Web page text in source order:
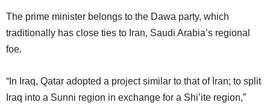
The prime minister belongs to the Dawa party, which
traditionally has close ties to Iran, Saudi Arabia’s regional
foe.
“In Iraq, Qatar adopted a project similar to that of Iran; to split
Iraq into a Sunni region in exchange for a Shi’ite region,”